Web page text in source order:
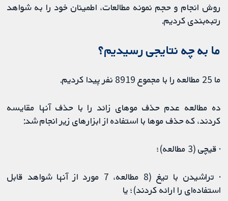
روش انجام و حجم نمونه مطالعات، اطمینان خود را به شواهد
رتبه‌بندی کردیم.
ما به چه نتایجی رسیدیم؟
ما 25 مطالعه را با مجموع 8919 نفر پیدا کردیم.
ده مطالعه عدم حذف موهای زائد را با حذف آنها مقایسه
کردند، که حذف موها با استفاده از ابزارهای زیر انجام شد:
· قیچی (3 مطالعه)؛
· تراشیدن با تیغ (8 مطالعه، 7 مورد از آنها شواهد قابل
استفاده‌ای را ارائه کردند)؛ یا